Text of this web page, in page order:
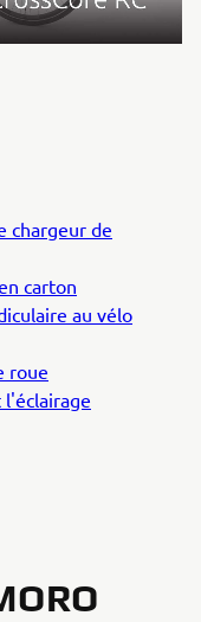
chargeur de
carton
au vélo
roue